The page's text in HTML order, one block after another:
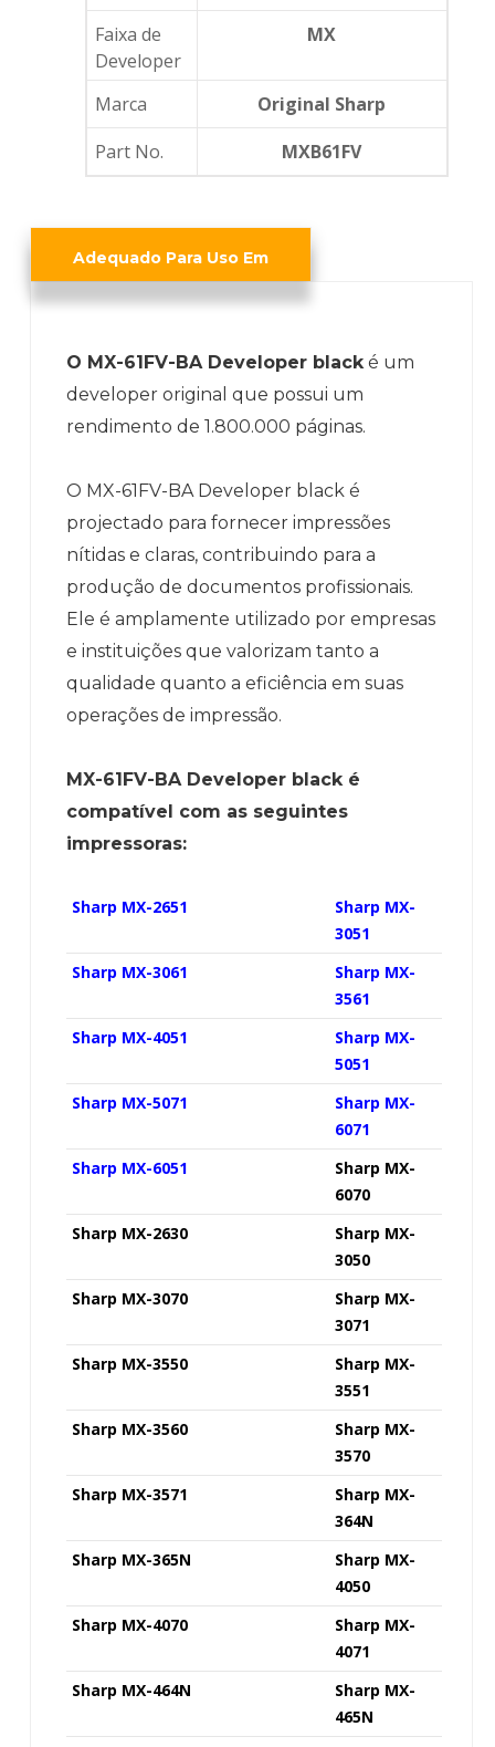
Faixa de
Developer
MX
Marca
Original Sharp
Part No.
MXB61FV
Adequado Para Uso Em
O MX-61FV-BA Developer blacké um
developer original que possui um
rendimento de 1.800.000 páginas.
O MX-61FV-BA Developer black é
projectado para fornecer impressões
nítidas e claras, contribuindo para a
produção de documentos profissionais.
Ele é amplamente utilizado por empresas
e instituições que valorizam tanto a
qualidade quanto a eficiência em suas
operações de impressão.
MX-61FV-BA Developer black é
compatível com as seguintes
impressoras:
Sharp MX-2651
Sharp MX-
3051
Sharp MX-3061
Sharp MX-
3561
Sharp MX-4051
Sharp MX-
5051
Sharp MX-5071
Sharp MX-
6071
Sharp MX-6051
Sharp MX-
6070
Sharp MX-2630
Sharp MX-
3050
Sharp MX-3070
Sharp MX-
3071
Sharp MX-3550
Sharp MX-
3551
Sharp MX-3560
Sharp MX-
3570
Sharp MX-3571
Sharp MX-
364N
Sharp MX-365N
Sharp MX-
4050
Sharp MX-4070
Sharp MX-
4071
Sharp MX-464N
Sharp MX-
465N